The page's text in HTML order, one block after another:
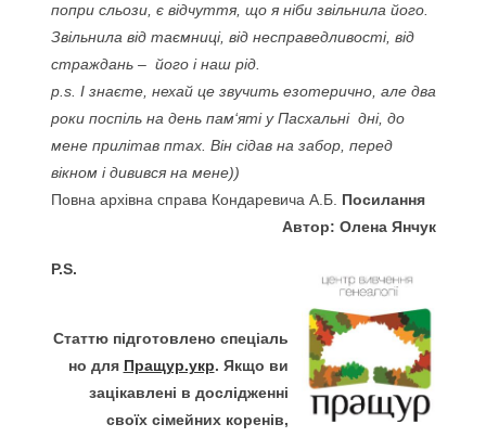
попри сльози, є відчуття, що я ніби звільнила його.
Звільнила від таємниці, від несправедливості, від
страждань – його і наш рід.
p.s. І знаєте, нехай це звучить езотерично, але два
роки поспіль на день пам‘яті у Пасхальні дні, до
мене прилітав птах. Він сідав на забор, перед
вікном і дивився на мене))
Повна архівна справа Кондаревича А.Б. Посилання
Автор: Олена Янчук
P.S.
Статтю підготовлено спеціаль
но для Пращур.укр. Якщо ви
зацікавлені в дослідженні
своїх сімейних коренів,